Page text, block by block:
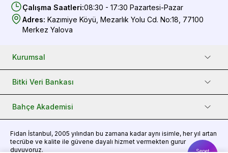
Sepet
Çalışma Saatleri:08:30 - 17:30 Pazartesi-Pazar
Adres: Kazımiye Köyü, Mezarlık Yolu Cd. No:18, 77100
Merkez Yalova
Kurumsal
Bitki Veri Bankası
Bahçe Akademisi
Fidan İstanbul, 2005 yılından bu zamana kadar aynı isimle, her yıl artan
tecrübe ve kalite ile güvene dayalı hizmet vermekten gurur
duyuyoruz.